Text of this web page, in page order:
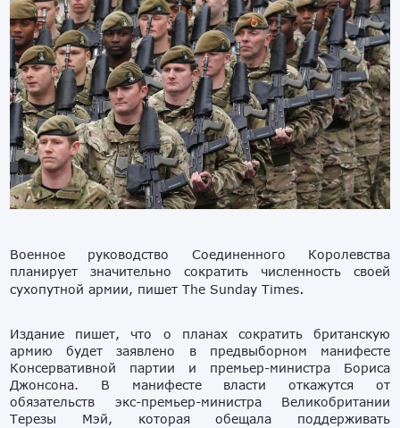
Военное руководство Соединенного Королевства
планирует значительно сократить численность своей
сухопутной армии, пишет The Sunday Times.
Издание пишет, что о планах сократить британскую
армию будет заявлено в предвыборном манифесте
Консервативной партии и премьер-министра Бориса
Джонсона. В манифесте власти откажутся от
обязательств экс-премьер-министра Великобритании
Терезы Мэй, которая обещала поддерживать